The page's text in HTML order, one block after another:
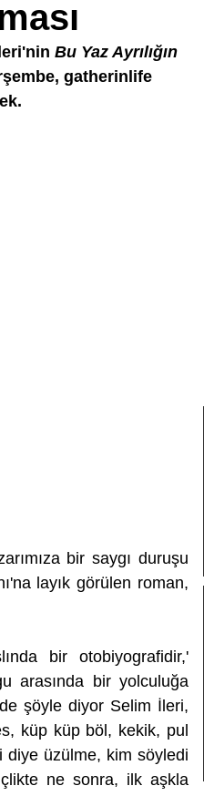
Bu Yaz Ayrılığın
gatherinlife
bir saygı duruşu
layık görülen roman,
bir otobiyografidir,'
arasında bir yolculuğa
şöyle diyor Selim İleri,
küp küp böl, kekik, pul
diye üzülme, kim söyledi
ne sonra, ilk aşkla